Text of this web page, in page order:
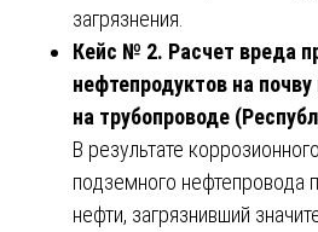
загрязнения.
Кейс № 2. Расчет вреда
нефтепродуктов на почву
на трубопроводе
В результате
подземного нефтепровода
нефти, загрязнивший